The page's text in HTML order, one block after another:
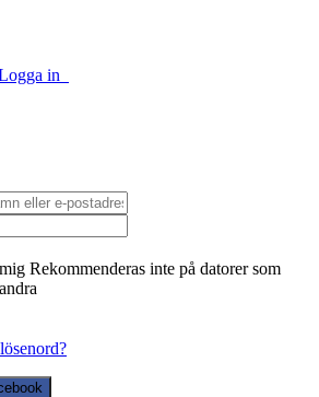
in
Rekommenderas inte på datorer som